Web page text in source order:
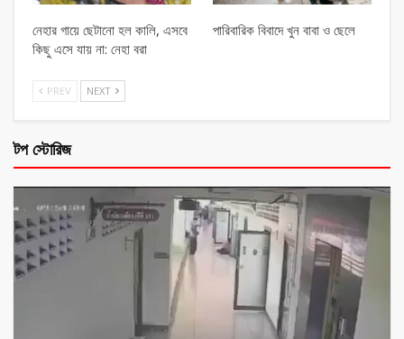
নেহার গায়ে ছেটানো হল কালি, এসবে
কিছু এসে যায় না: নেহা বরা
পারিবারিক বিবাদে খুন বাবা ও ছেলে
PREV NEXT
টপ স্টোরিজ